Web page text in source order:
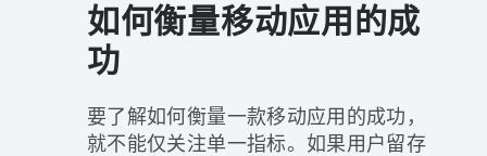
如何衡量移动应用的成
功
要了解如何衡量一款移动应用的成功，
就不能仅关注单一指标。如果用户留存